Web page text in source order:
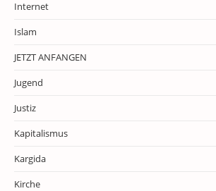
Internet
Islam
JETZT ANFANGEN
Jugend
Justiz
Kapitalismus
Kargida
Kirche